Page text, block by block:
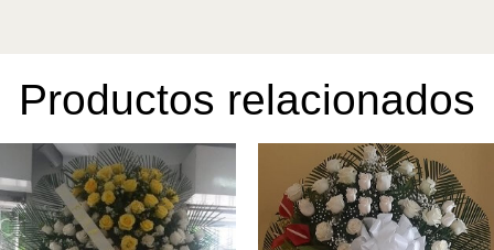
Productos relacionados